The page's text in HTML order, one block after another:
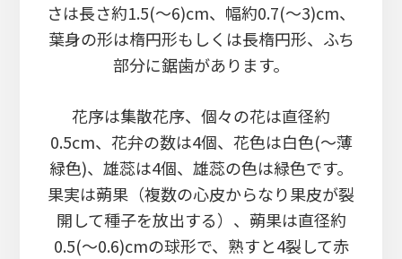
さは長さ約1.5(～6)cm、幅約0.7(～3)cm、
葉身の形は楕円形もしくは長楕円形、ふち
部分に鋸歯があります。
花序は集散花序、個々の花は直径約
0.5cm、花弁の数は4個、花色は白色(～薄
緑色)、雄蕊は4個、雄蕊の色は緑色です。
果実は蒴果（複数の心皮からなり果皮が裂
開して種子を放出する）、蒴果は直径約
0.5(～0.6)cmの球形で、熟すと4裂して赤